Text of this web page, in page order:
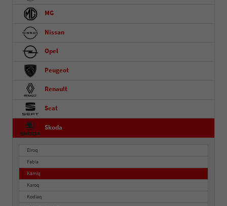
MG
Nissan
Opel
Peugeot
Renault
Seat
Skoda
Elroq
Fabia
Kamiq
Karoq
Kodiaq